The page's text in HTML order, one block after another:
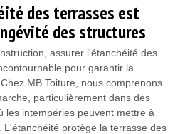
des terrasses est
des structures
assurer l'étanchéité des
pour garantir la
MB Toiture, nous comprenons
particulièrement dans des
les intempéries peuvent mettre à
L'étanchéité protège la terrasse des